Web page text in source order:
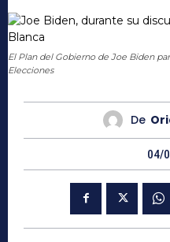
El Plan del Gobierno de Joe Biden
Elecciones
De
04/